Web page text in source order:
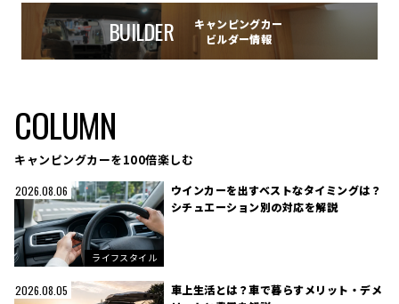
BUILDER
キャンピングカー
ビルダー情報
COLUMN
キャンピングカーを100倍楽しむ
2026.08.06
ライフスタイル
ウインカーを出すベストなタイミングは？
シチュエーション別の対応を解説
2026.08.05
車上生活とは？車で暮らすメリット・デメ